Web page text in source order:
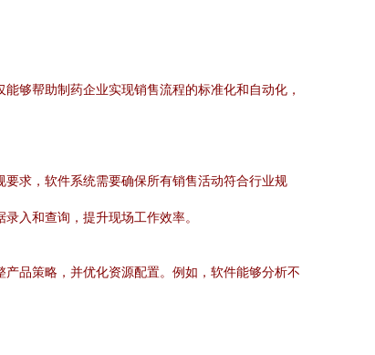
够帮助制药企业实现销售流程的标准化和自动化，
求，软件系统需要确保所有销售活动符合行业规
入和查询，提升现场工作效率。
品策略，并优化资源配置。例如，软件能够分析不